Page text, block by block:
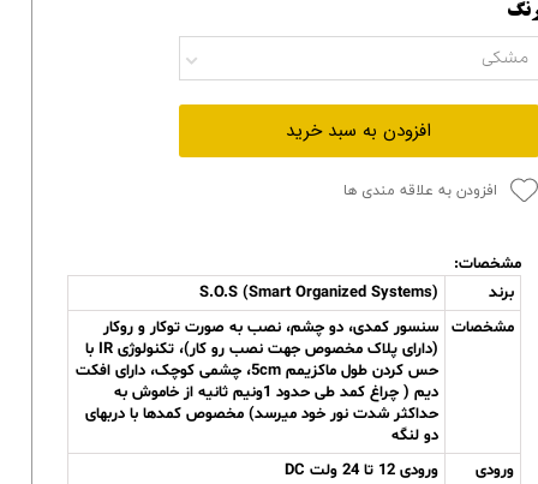
رنگ
مشکی
افزودن به سبد خرید
افزودن به علاقه مندی ها
مشخصات:
برند
S.O.S (Smart Organized Systems)
مشخصات
سنسور کمدی، دو چشم، نصب به صورت توکار و روکار
(دارای پلاک مخصوص جهت نصب رو کار)، تکنولوژی IR با
حس کردن طول ماکزیمم 5cm، چشمی کوچک، دارای افکت
دیم ( چراغ کمد طی حدود 1ونیم ثانیه از خاموش به
حداکثر شدت نور خود میرسد) مخصوص کمدها با دربهای
دو لنگه
ورودی
ورودی 12 تا 24 ولت DC